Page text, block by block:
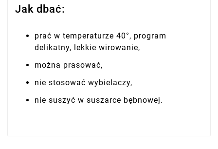
Jak dbać:
prać w temperaturze 40°, program
delikatny, lekkie wirowanie,
można prasować,
nie stosować wybielaczy,
nie suszyć w suszarce bębnowej.